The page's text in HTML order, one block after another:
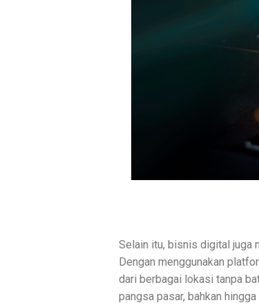
Selain itu, bisnis digital juga
Dengan menggunakan
dari berbagai lokasi tanpa
pangsa pasar, bahkan